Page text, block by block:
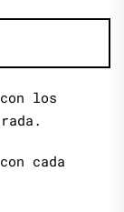
los
cada